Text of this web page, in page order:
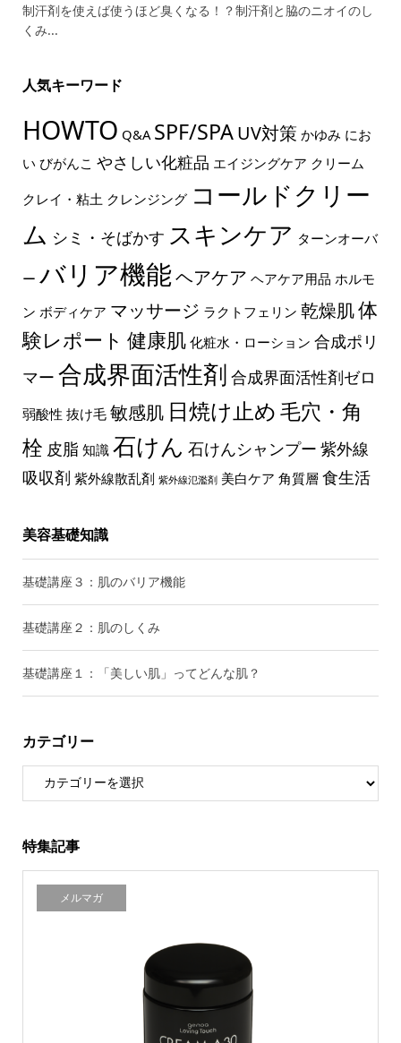
制汗剤を使えば使うほど臭くなる！？制汗剤と脇のニオイのし
くみ...
人気キーワード
HOWTO Q&A SPF/SPAUV対策 かゆみ にお
い びがんこ やさしい化粧品 エイジングケア クリーム
クレイ・粘土 クレンジング コールドクリー
ム シミ・そばかす スキンケア ターンオーバ
ー バリア機能ヘアケア ヘアケア用品 ホルモ
ン ボディケア マッサージ ラクトフェリン 乾燥肌体
験レポート 健康肌 化粧水・ローション 合成ポリ
マー 合成界面活性剤 合成界面活性剤ゼロ
弱酸性 抜け毛 敏感肌 日焼け止め毛穴・角
栓 皮脂 知識 石けん 石けんシャンプー 紫外線
吸収剤 紫外線散乱剤 紫外線氾濫剤 美白ケア 角質層 食生活
美容基礎知識
基礎講座３：肌のバリア機能
基礎講座２：肌のしくみ
基礎講座１：「美しい肌」ってどんな肌？
カテゴリー
特集記事
メルマガ